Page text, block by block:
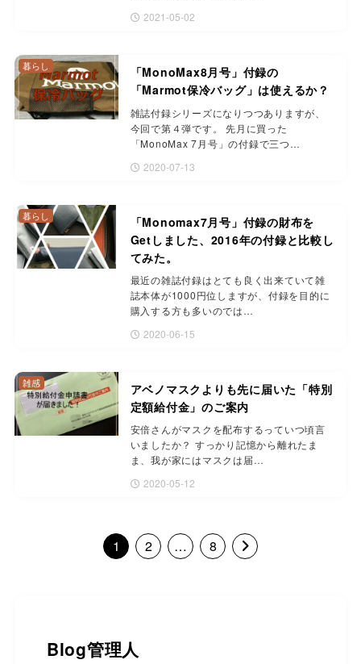
2021-05-02
「MonoMax8月号」付録の
「Marmot保冷バッグ」は使えるか？
雑誌付録シリーズになりつつありますが、
今回で第４弾です。 先月に買った
「MonoMax 7月号」の付録で三つ…
2020-07-13
暮らし
「Monomax7月号」付録の財布を
Getしました、2016年の付録と比較し
てみた。
最近の雑誌付録はとても良く出来ていて雑
誌本体が1000円位しますが、付録を目的に
購入する方も多いのでは…
2020-06-15
暮らし
アベノマスクよりも先に届いた「特別
定額給付金」のご案内
安倍さんがマスクを配布するっていつ頃言
いましたか？ すっかり記憶から離れたま
ま、我が家にはマスクは届…
2020-05-12
雑感
1 2 … 8
Blog管理人